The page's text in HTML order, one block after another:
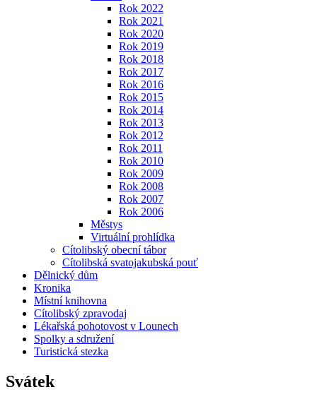
Rok 2022
Rok 2021
Rok 2020
Rok 2019
Rok 2018
Rok 2017
Rok 2016
Rok 2015
Rok 2014
Rok 2013
Rok 2012
Rok 2011
Rok 2010
Rok 2009
Rok 2008
Rok 2007
Rok 2006
Městys
Virtuální prohlídka
Cítolibský obecní tábor
Cítolibská svatojakubská pouť
Dělnický dům
Kronika
Místní knihovna
Cítolibský zpravodaj
Lékařská pohotovost v Lounech
Spolky a sdružení
Turistická stezka
Svátek